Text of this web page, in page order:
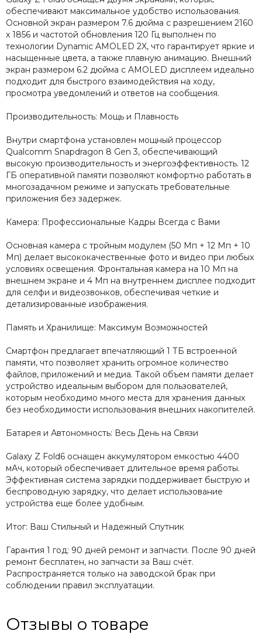
обеспечивают максимальное удобство использования.
Основной экран размером 7.6 дюйма с разрешением 2160
x 1856 и частотой обновления 120 Гц выполнен по
технологии Dynamic AMOLED 2X, что гарантирует яркие и
насыщенные цвета, а также плавную анимацию. Внешний
экран размером 6.2 дюйма с AMOLED дисплеем идеально
подходит для быстрого взаимодействия на ходу,
просмотра уведомлений и ответов на сообщения.
Производительность: Мощь и Плавность
Внутри смартфона установлен мощный процессор
Qualcomm Snapdragon 8 Gen 3, обеспечивающий
высокую производительность и энергоэффективность. 12
ГБ оперативной памяти позволяют комфортно работать в
многозадачном режиме и запускать требовательные
приложения без задержек.
Камера: Профессиональные Кадры Всегда с Вами
Основная камера с тройным модулем (50 Мп + 12 Мп + 10
Мп) делает высококачественные фото и видео при любых
условиях освещения. Фронтальная камера на 10 Мп на
внешнем экране и 4 Мп на внутреннем дисплее подходит
для селфи и видеозвонков, обеспечивая четкие и
детализированные изображения.
Память и Хранилище: Максимум Возможностей
Смартфон предлагает впечатляющий 1 ТБ встроенной
памяти, что позволяет хранить огромное количество
файлов, приложений и медиа. Такой объем памяти делает
устройство идеальным выбором для пользователей,
которым необходимо много места для хранения данных
без необходимости использования внешних накопителей.
Батарея и Автономность: Весь День на Связи
Galaxy Z Fold6 оснащен аккумулятором емкостью 4400
мАч, который обеспечивает длительное время работы.
Эффективная система зарядки поддерживает быструю и
беспроводную зарядку, что делает использование
устройства еще более удобным.
Итог: Ваш Стильный и Надежный Спутник
Гарантия 1 год: 90 дней ремонт и запчасти. После 90 дней
ремонт бесплатен, но запчасти за Ваш счёт.
Распространяется только на заводской брак при
соблюдении правил эксплуатации.
Отзывы о товаре